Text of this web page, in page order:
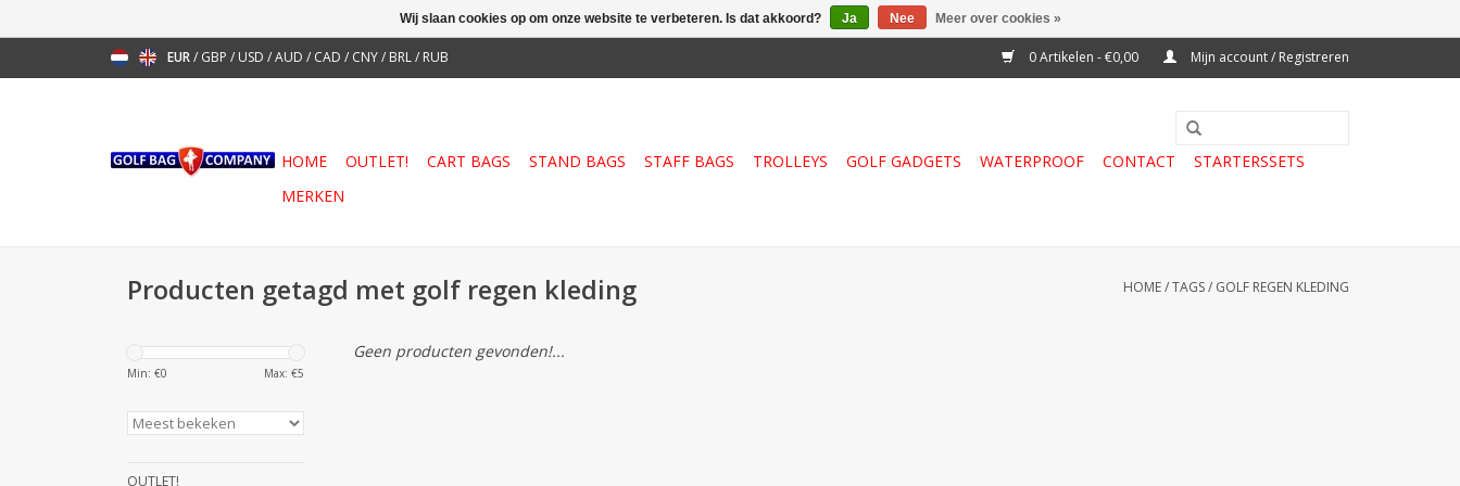
EUR/ GBP / USD /AUD / CAD / CNY/ BRL/ RUB 0 Artikelen - €0,00 Mijn account / Registreren
HOME OUTLET! CART BAGS STAND BAGS STAFF BAGS TROLLEYS GOLF GADGETS WATERPROOF CONTACT
STARTERSSETS
MERKEN
Producten getagd met golf regen kleding HOME/TAGS/ GOLF REGEN KLEDING
Min: €0 Max: €5
OUTLET!
Geen producten gevonden!...
Wij slaan cookies op om onze website te verbeteren. Is dat akkoord? Ja Nee Meer over cookies »